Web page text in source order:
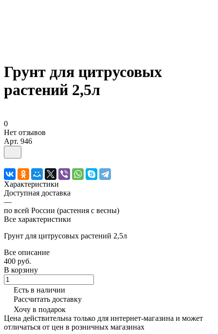
Грунт для цитрусовых
растений 2,5л
0
Нет отзывов
Арт. 946
Характеристики
Доступная доставка
—
по всей России (растения с весны)
Все характеристики
Грунт для цитрусовых растений 2,5л
Все описание
400 руб.
В корзину
Есть в наличии
Рассчитать доставку
Хочу в подарок
Цена действительна только для интернет-магазина и может
отличаться от цен в розничных магазинах